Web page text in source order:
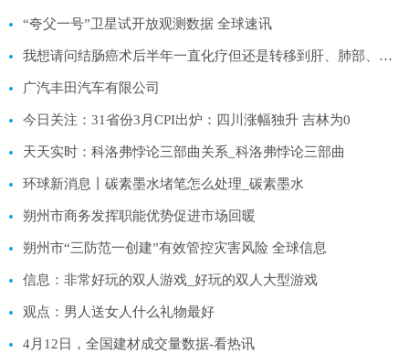
“夸父一号”卫星试开放观测数据 全球速讯
我想请问结肠癌术后半年一直化疗但还是转移到肝、肺部、现在转移到头部，开始头晕经过一个月的头部放疗，:世界速读
广汽丰田汽车有限公司
今日关注：31省份3月CPI出炉：四川涨幅独升 吉林为0
天天实时：科洛弗悖论三部曲关系_科洛弗悖论三部曲
环球新消息丨碳素墨水堵笔怎么处理_碳素墨水
朔州市商务发挥职能优势促进市场回暖
朔州市“三防范一创建”有效管控灾害风险 全球信息
信息：非常好玩的双人游戏_好玩的双人大型游戏
观点：男人送女人什么礼物最好
4月12日，全国建材成交量数据-看热讯